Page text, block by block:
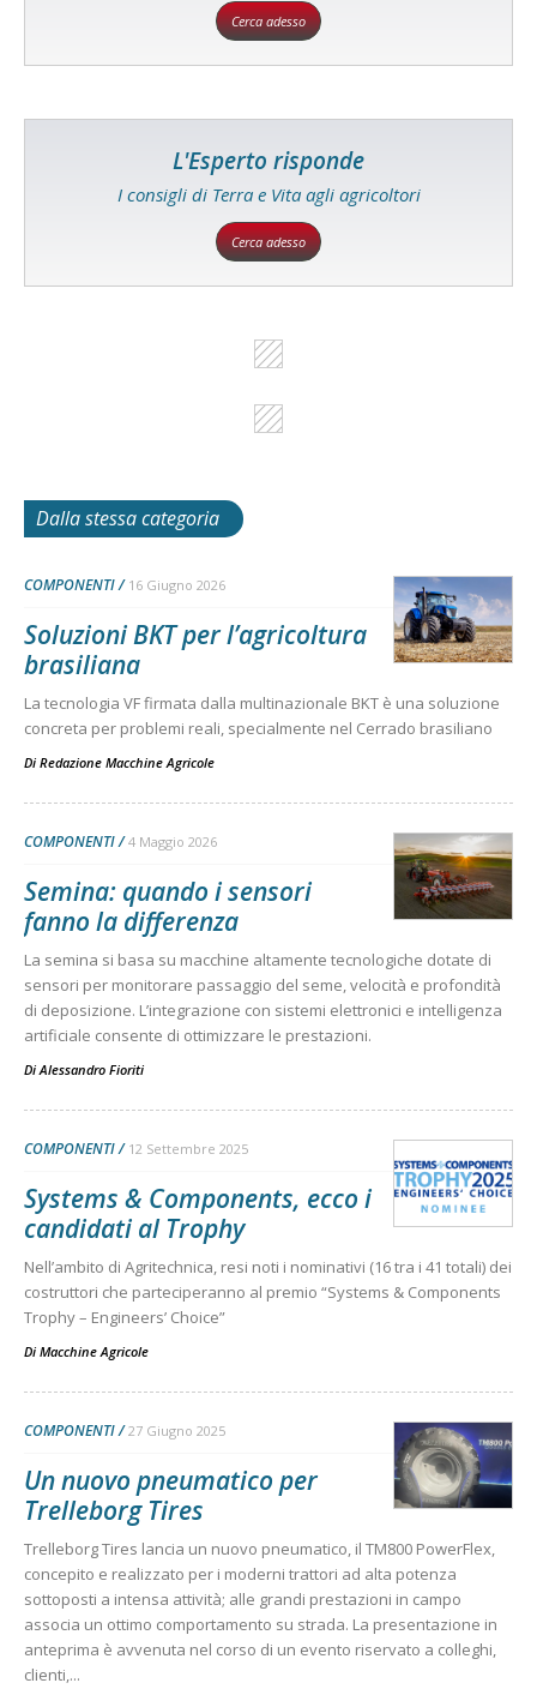
Cerca adesso
L'Esperto risponde
I consigli di Terra e Vita agli agricoltori
Cerca adesso
Dalla stessa categoria
COMPONENTI 16 Giugno 2026
Soluzioni BKT per l’agricoltura
brasiliana
La tecnologia VF firmata dalla multinazionale BKT è una soluzione
concreta per problemi reali, specialmente nel Cerrado brasiliano
Di Redazione Macchine Agricole
COMPONENTI 4 Maggio 2026
Semina: quando i sensori
fanno la differenza
La semina si basa su macchine altamente tecnologiche dotate di
sensori per monitorare passaggio del seme, velocità e profondità
di deposizione. L’integrazione con sistemi elettronici e intelligenza
artificiale consente di ottimizzare le prestazioni.
DiAlessandro Fioriti
COMPONENTI 12 Settembre 2025
Systems & Components, ecco i
candidati al Trophy
Nell’ambito di Agritechnica, resi noti i nominativi (16 tra i 41 totali) dei
costruttori che parteciperanno al premio “Systems & Components
Trophy – Engineers’ Choice”
Di Macchine Agricole
COMPONENTI 27 Giugno 2025
Un nuovo pneumatico per
Trelleborg Tires
Trelleborg Tires lancia un nuovo pneumatico, il TM800 PowerFlex,
concepito e realizzato per i moderni trattori ad alta potenza
sottoposti a intensa attività; alle grandi prestazioni in campo
associa un ottimo comportamento su strada. La presentazione in
anteprima è avvenuta nel corso di un evento riservato a colleghi,
clienti,...